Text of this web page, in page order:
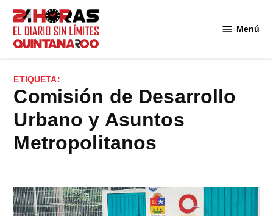
Saltar
contenido
Menú
ETIQUETA:
Comisión de Desarrollo
Urbano y Asuntos
Metropolitanos